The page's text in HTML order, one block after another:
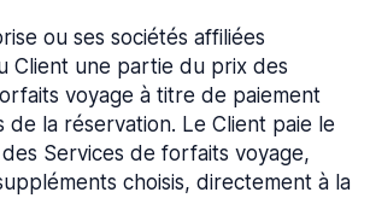
ou ses sociétés affiliées
Client une partie du prix des
voyage à titre de paiement
de la réservation. Le Client paie le
Services de forfaits voyage,
choisis, directement à la